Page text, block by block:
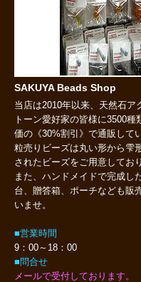
SAKUYA Beads Shop
当店は2010年以来、天然石ア
トーン愛好家の皆様に3500
価の《30%割引》で通販して
粒売りビーズは丸い形から雫
されたビーズをご用意してお
また、ハンドメイドで完成し
台、贈答箱、ポーチなども販
いませ。
■営業時間
9：00～18：00
■問合せ
メールで受付しております。